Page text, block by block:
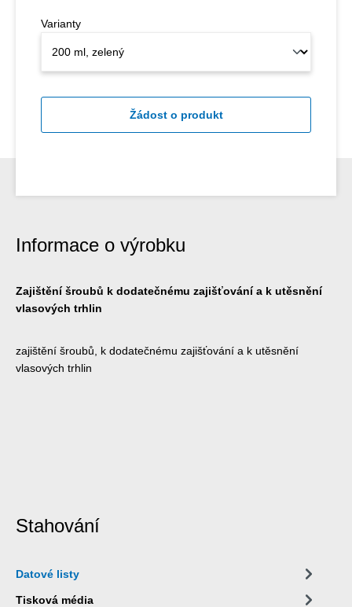
Varianty
Žádost o produkt
Informace o výrobku
Zajištění šroubů k dodatečnému zajišťování a k utěsnění
vlasových trhlin
zajištění šroubů, k dodatečnému zajišťování a k utěsnění
vlasových trhlin
Stahování
Datové listy
Tisková média